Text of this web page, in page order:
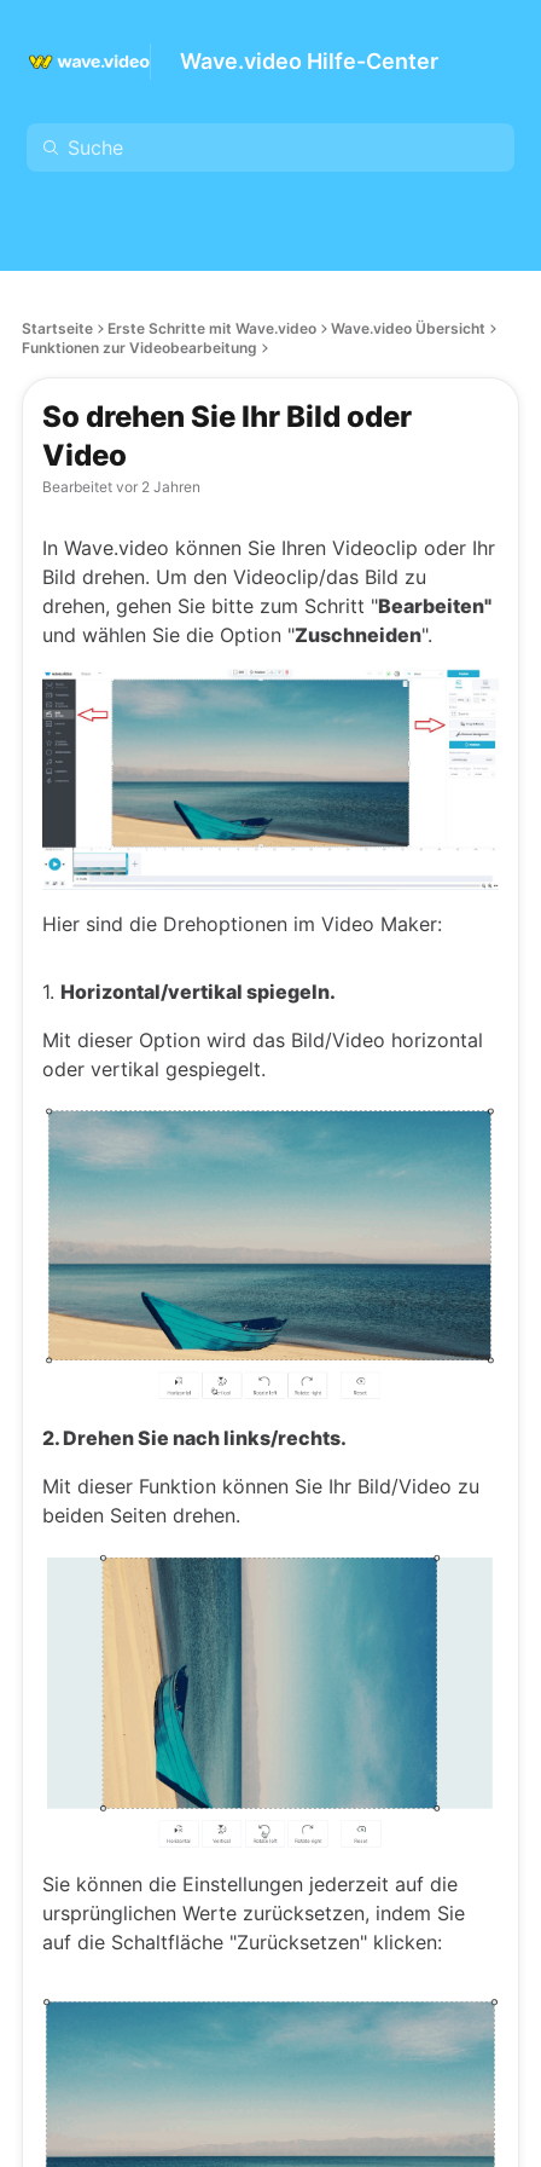
Wave.video Hilfe-Center
Startseite Erste Schritte mit Wave.video
Wave.video Übersicht
Funktionen zur Videobearbeitung
So drehen Sie Ihr Bild oder
Video
Bearbeitet vor 2 Jahren
In Wave.video können Sie Ihren Videoclip oder Ihr
Bild drehen. Um den Videoclip/das Bild zu
drehen, gehen Sie bitte zum Schritt "Bearbeiten"
und wählen Sie die Option "Zuschneiden".
Hier sind die Drehoptionen im Video Maker:
1. Horizontal/vertikal spiegeln.
Mit dieser Option wird das Bild/Video horizontal
oder vertikal gespiegelt.
2. Drehen Sie nach links/rechts.
Mit dieser Funktion können Sie Ihr Bild/Video zu
beiden Seiten drehen.
Sie können die Einstellungen jederzeit auf die
ursprünglichen Werte zurücksetzen, indem Sie
auf die Schaltfläche "Zurücksetzen" klicken: